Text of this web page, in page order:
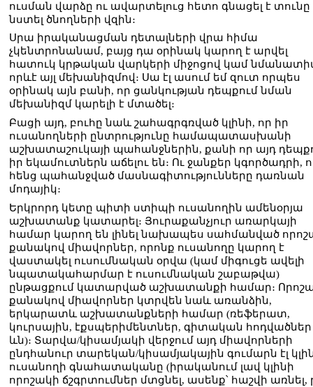
ուսման վարձը ու ավարտելուց հետո գնացել է տունը
նստել ծնողների վզին։
Սրա իրականացման դետալների վրա հիմա
չկենտրոնանամ, բայց դա օրինակ կարող է արվել
հատուկ կրթական վարկերի միջոցով կամ
որևէ այլ մեխանիզմով։ Սա էլ ասում եմ զուտ որպես
օրինակ այն բանի, որ ցանկության դեպքում նման
մեխանիզմ կարելի է մտածել։
Բացի այդ, բուհը նաև շահագրգռված կլինի, որ իր
ուսանողների ընտրությունը համապատասխանի
աշխատաշուկայի պահանջներին, քանի որ այդ
իր եկամուտներն աճելու են։ Ու ջանքեր կգործադրի,
հենց պահանջված մասնագիտությունները դառնան
մոդայիկ։
Երկրորդ կետը պիտի ստիպի ուսանողին ամենօրյա
աշխատանք կատարել։ Յուրաքանչյուր առարկայի
համար կարող են լինել նախապես սահմանված
քանակով միավորներ, որոնք ուսանողը կարող է
վաստակել ուսումնական օրվա (կամ միգուցե ավելի
նպատակահարմար է ուսումնական շաբաթվա)
ընթացքում կատարված աշխատանքի համար։
քանակով միավորներ կտրվեն նաև առանձին,
երկարատև աշխատանքների համար (ռեֆերատ,
կուրսային, էքսպերիմենտներ, գիտական հոդվածներ
ևն)։ Տարվա/կիսամյակի վերջում այդ միավորների
ընդհանուր տարեկան/կիսամյակային գումարն էլ
ուսանողի գնահատականը (իրականում լավ կլինի
որոշակի ճշգրտումներ մտցնել, ասենք՝ հաշվի առնել,